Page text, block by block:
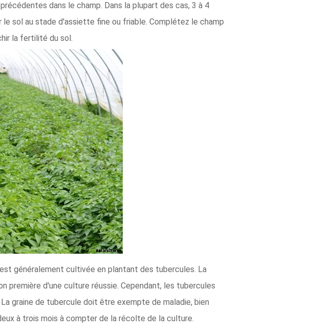
dans le champ. Dans la plupart des cas, 3 à 4
sol au stade d'assiette fine ou friable. Complétez le champ
la fertilité du sol.
généralement cultivée en plantant des tubercules. La
d'une culture réussie. Cependant, les tubercules
graine de tubercule doit être exempte de maladie, bien
à trois mois à compter de la récolte de la culture.